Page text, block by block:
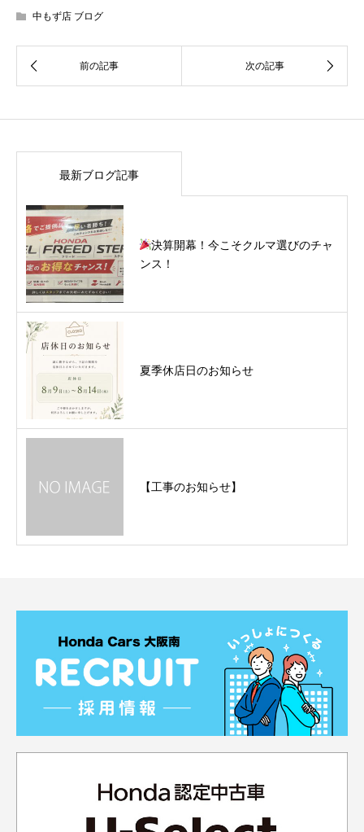
中もず店 ブログ
最新ブログ記事
決算開幕！今こそクルマ選びのチャ
ンス！
夏季休店日のお知らせ
【工事のお知らせ】